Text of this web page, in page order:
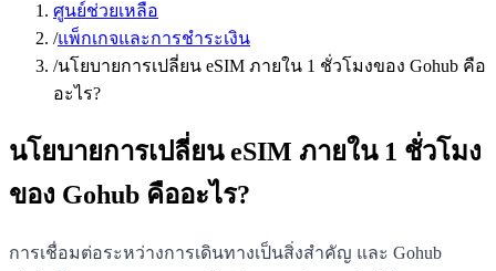
ศูนย์ช่วยเหลือ
/แพ็กเกจและการชำระเงิน
/นโยบายการเปลี่ยน eSIM ภายใน 1 ชั่วโมงของ Gohub คือ
อะไร?
นโยบายการเปลี่ยน eSIM ภายใน 1 ชั่วโมง
ของ Gohub คืออะไร?
การเชื่อมต่อระหว่างการเดินทางเป็นสิ่งสำคัญ และ Gohub